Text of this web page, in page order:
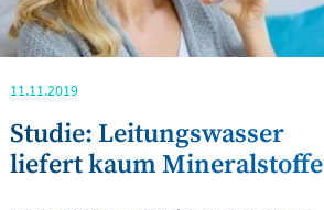
11.11.2019
Studie: Leitungswasser
liefert kaum Mineralstoffe